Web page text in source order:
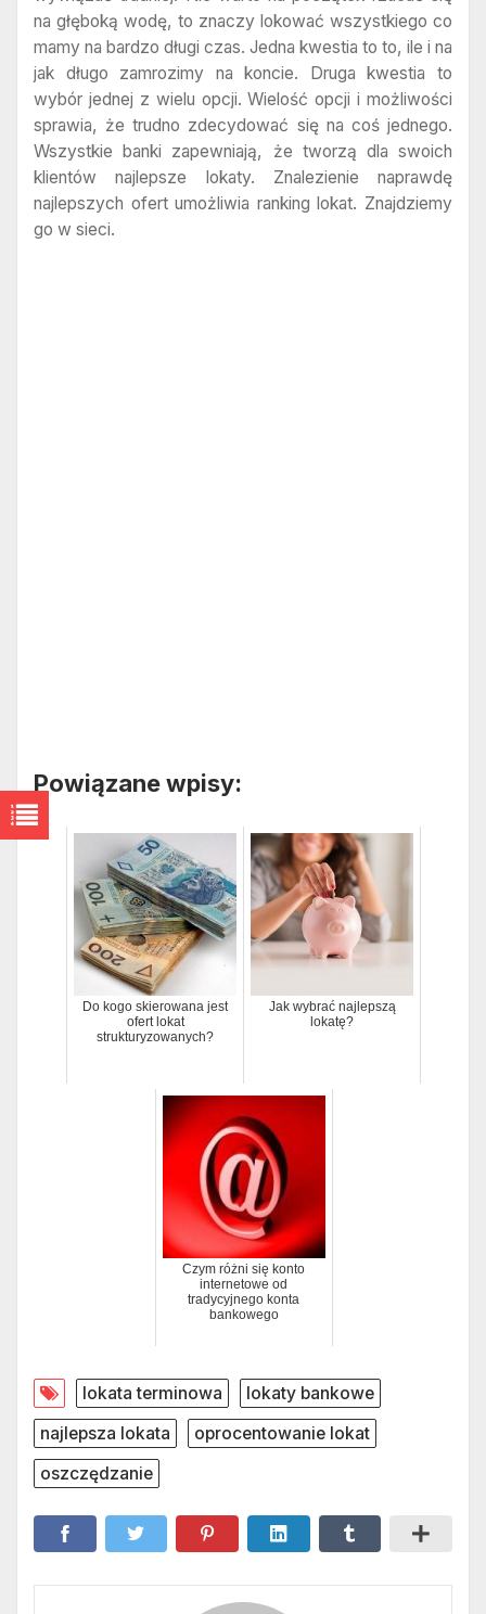
na głęboką wodę, to znaczy lokować wszystkiego co
mamy na bardzo długi czas. Jedna kwestia to to, ile i na
jak długo zamrozimy na koncie. Druga kwestia to
wybór jednej z wielu opcji. Wielość opcji i możliwości
sprawia, że trudno zdecydować się na coś jednego.
Wszystkie banki zapewniają, że tworzą dla swoich
klientów najlepsze lokaty. Znalezienie naprawdę
najlepszych ofert umożliwia ranking lokat. Znajdziemy
go w sieci.
Powiązane wpisy:
Do kogo skierowana jest
ofert lokat
strukturyzowanych?
Jak wybrać najlepszą
lokatę?
Czym różni się konto
internetowe od
tradycyjnego konta
bankowego
lokata terminowa
lokaty bankowe
najlepsza lokata
oprocentowanie lokat
oszczędzanie